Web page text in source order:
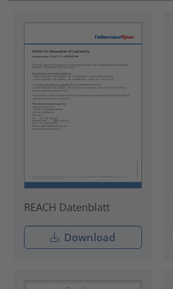
REACH Datenblatt
Download